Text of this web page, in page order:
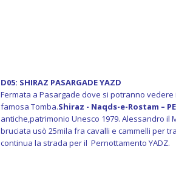
D05: SHIRAZ PASARGADE YAZD
Fermata a Pasargade dove si potranno
famosa Tomba.Shiraz - Naqds-e-Rostam –
antiche,patrimonio Unesco 1979. Alessandro
bruciata usò 25mila fra cavalli e cammelli per
continua la strada per il Pernottamento YADZ.